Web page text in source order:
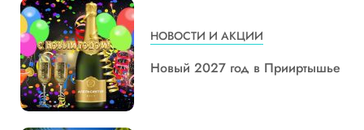
НОВОСТИ И АКЦИИ
Новый 2027 год в Прииртышье